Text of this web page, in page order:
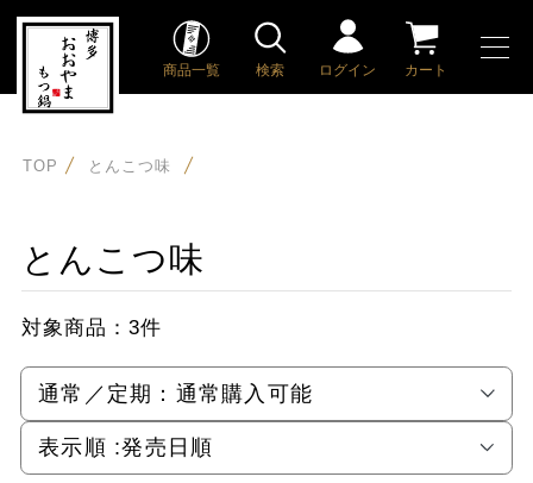
商品一覧 検索 ログイン カート
TOP とんこつ味
とんこつ味
対象商品： 3件
通常／定期： 通常購入可能
表示順 :発売日順